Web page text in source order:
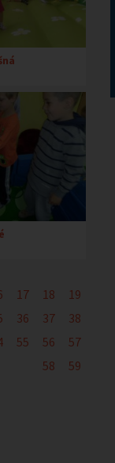
17 18
19
36 37
38
55 56
57
58
59